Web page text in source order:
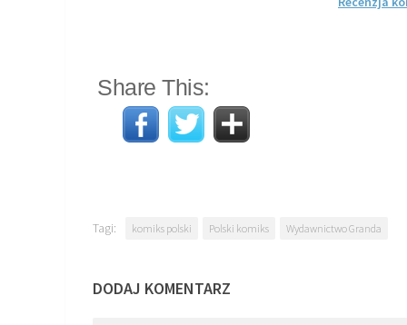
Share This:
Tagi: komiks polski Polski komiks Wydawnictwo Granda
DODAJ KOMENTARZ